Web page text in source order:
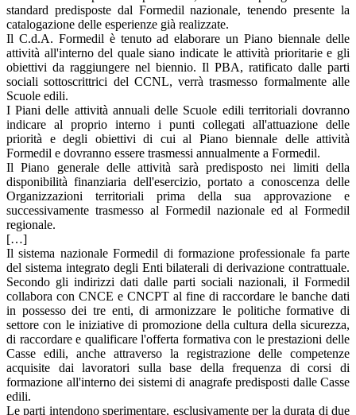
standard predisposte dal Formedil nazionale, tenendo presente la
catalogazione delle esperienze già realizzate.
Il C.d.A. Formedil è tenuto ad elaborare un Piano biennale delle
attività all'interno del quale siano indicate le attività prioritarie e gli
obiettivi da raggiungere nel biennio. Il PBA, ratificato dalle parti
sociali sottoscrittrici del CCNL, verrà trasmesso formalmente alle
Scuole edili.
I Piani delle attività annuali delle Scuole edili territoriali dovranno
indicare al proprio interno i punti collegati all'attuazione delle
priorità e degli obiettivi di cui al Piano biennale delle attività
Formedil e dovranno essere trasmessi annualmente a Formedil.
Il Piano generale delle attività sarà predisposto nei limiti della
disponibilità finanziaria dell'esercizio, portato a conoscenza delle
Organizzazioni territoriali prima della sua approvazione e
successivamente trasmesso al Formedil nazionale ed al Formedil
regionale.
[…]
Il sistema nazionale Formedil di formazione professionale fa parte
del sistema integrato degli Enti bilaterali di derivazione contrattuale.
Secondo gli indirizzi dati dalle parti sociali nazionali, il Formedil
collabora con CNCE e CNCPT al fine di raccordare le banche dati
in possesso dei tre enti, di armonizzare le politiche formative di
settore con le iniziative di promozione della cultura della sicurezza,
di raccordare e qualificare l'offerta formativa con le prestazioni delle
Casse edili, anche attraverso la registrazione delle competenze
acquisite dai lavoratori sulla base della frequenza di corsi di
formazione all'interno dei sistemi di anagrafe predisposti dalle Casse
edili.
Le parti intendono sperimentare, esclusivamente per la durata di due